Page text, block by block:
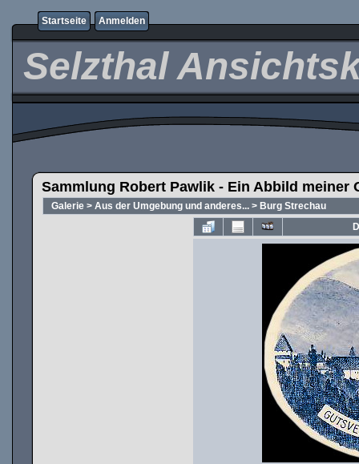
Startseite Anmelden
Selzthal
Sammlung Robert Pawlik - Ein Abbild meiner
Galerie > Aus der Umgebung und anderes... > Burg Strechau